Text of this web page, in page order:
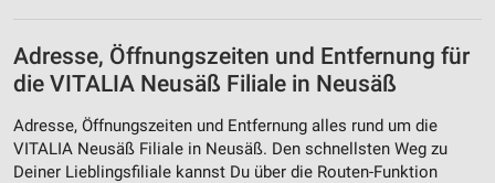
Adresse, Öffnungszeiten und Entfernung für
die VITALIA Neusäß Filiale in Neusäß
Adresse, Öffnungszeiten und Entfernung alles rund um die
VITALIA Neusäß Filiale in Neusäß. Den schnellsten Weg zu
Deiner Lieblingsfiliale kannst Du über die Routen-Funktion